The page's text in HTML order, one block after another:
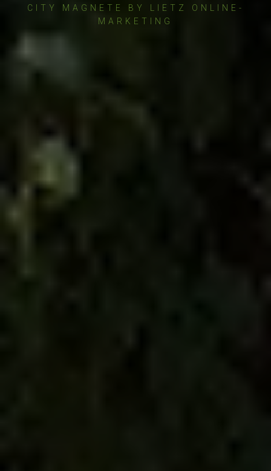
CITY MAGNETE BY LIETZ ONLINE-
MARKETING